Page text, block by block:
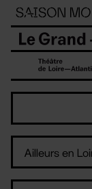
Panneau de